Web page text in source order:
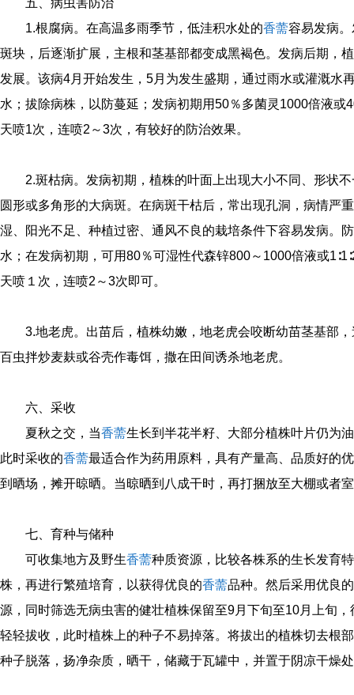
五、病虫害防治
1.根腐病。在高温多雨季节，低洼积水处的香薷容易发病
斑块，后逐渐扩展，主根和茎基部都变成黑褐色。发病后期，
发展。该病4月开始发生，5月为发生盛期，通过雨水或灌溉水
水；拔除病株，以防蔓延；发病初期用50％多菌灵1000倍液
天喷1次，连喷2～3次，有较好的防治效果。
2.斑枯病。发病初期，植株的叶面上出现大小不同、形状
圆形或多角形的大病斑。在病斑干枯后，常出现孔洞，病情严
湿、阳光不足、种植过密、通风不良的栽培条件下容易发病。
水；在发病初期，可用80％可湿性代森锌800～1000倍液或
天喷１次，连喷2～3次即可。
3.地老虎。出苗后，植株幼嫩，地老虎会咬断幼苗茎基部
百虫拌炒麦麸或谷壳作毒饵，撒在田间诱杀地老虎。
六、采收
夏秋之交，当香薷生长到半花半籽、大部分植株叶片仍为
此时采收的香薷最适合作为药用原料，具有产量高、品质好的
到晒场，摊开晾晒。当晾晒到八成干时，再打捆放至大棚或者
七、育种与储种
可收集地方及野生香薷种质资源，比较各株系的生长发育
株，再进行繁殖培育，以获得优良的香薷品种。然后采用优良的
源，同时筛选无病虫害的健壮植株保留至9月下旬至10月上旬
轻轻拔收，此时植株上的种子不易掉落。将拔出的植株切去根
种子脱落，扬净杂质，晒干，储藏于瓦罐中，并置于阴凉干燥